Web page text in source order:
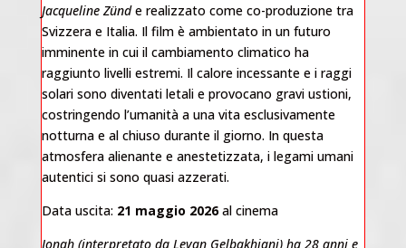
Jacqueline Zünde realizzato come co-produzione tra
Svizzera e Italia. Il film è ambientato in un futuro
imminente in cui il cambiamento climatico ha
raggiunto livelli estremi. Il calore incessante e i raggi
solari sono diventati letali e provocano gravi ustioni,
costringendo l’umanità a una vita esclusivamente
notturna e al chiuso durante il giorno. In questa
atmosfera alienante e anestetizzata, i legami umani
autentici si sono quasi azzerati.
Data uscita: 21 maggio 2026al cinema
Jonah (interpretato da Levan Gelbakhiani) ha 28 anni e